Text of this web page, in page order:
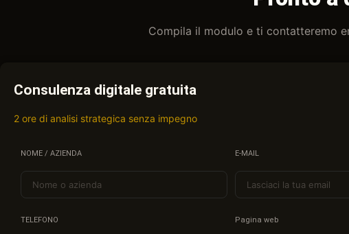
Compila il modulo e ti contatteremo
Consulenza digitale gratuita
2 ore di analisi strategica senza impegno
NOME / AZIENDA E-MAIL
TELEFONO Pagina web